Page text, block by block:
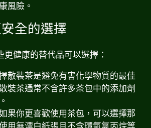
風險。
全的選擇
健康的替代品可以選擇：
擇散裝茶是避免有害化學物質的最佳
裝茶通常不含許多茶包中的添加劑
果你更喜歡使用茶包，可以選擇那
用無漂白紙張且不含環氧氯丙烷等